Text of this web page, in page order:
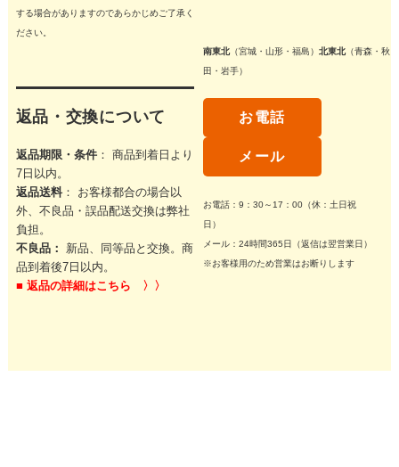
する場合がありますのであらかじめご了承く
ださい。
返品・交換について
返品期限・条件： 商品到着日より
7日以内。
返品送料： お客様都合の場合以
外、不良品・誤品配送交換は弊社
負担。
不良品：
新品、同等品と交換。商
品到着後7日以内。
■ 返品の詳細はこちら 〉〉
南東北（宮城・山形・福島）北東北（青森・秋
田・岩手）
お電話
メール
お電話：9：30～17：00（休：土日祝
日）
メール：24時間365日（返信は翌営業日）
※お客様用のため営業はお断りします